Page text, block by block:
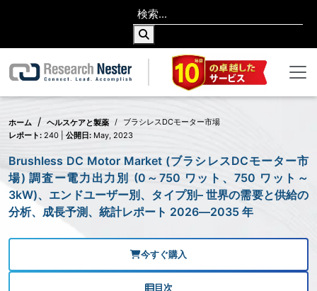
ホーム ヘルスケアと製薬
ブラシレスDCモーター市場
レポート: 240 | 公開日: May, 2023
Brushless DC Motor Market (ブラシレスDCモーター市
場) 調査ー電力出力別 (0～750 ワット、750 ワット～
3kW)、エンドユーザー別、タイプ別– 世界の需要と供給の
分析、成長予測、統計レポート 2026―2035 年
今すぐ購入
目次